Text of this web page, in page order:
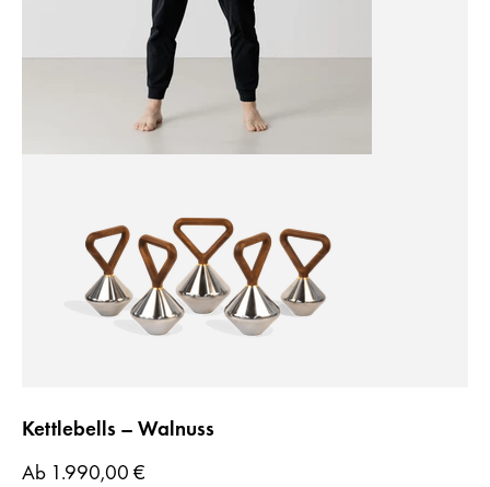
Kettlebells – Walnuss
Ab 1.990,00 €